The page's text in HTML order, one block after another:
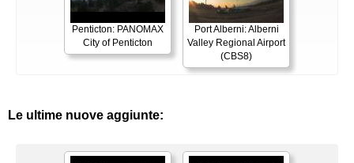
Penticton: PANOMAX
City of Penticton
Port Alberni: Alberni
Valley Regional Airport
(CBS8)
Le ultime nuove aggiunte: